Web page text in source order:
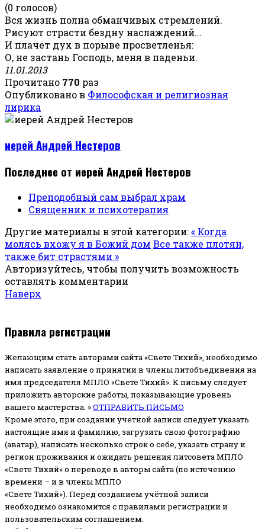
(0 голосов)
Вся жизнь полна обманчивых стремлений.
Рисуют страсти бездну наслаждений...
И плачет дух в порыве просветленья:
О, не застань Господь, меня в паденьи.
11.01.2013
Прочитано 770 раз
Опубликовано в Философская и религиозная
лирика
иерей Андрей Нестеров
Последнее от иерей Андрей Нестеров
Преподобный сам выбрал храм
Священник и психотерапия
Другие материалы в этой категории:« Когда
молясь вхожу я в Божий дом Все также плотян,
также бит страстями »
Авторизуйтесь, чтобы получить возможность
оставлять комментарии
Наверх
Правила регистрации
Желающим стать авторами сайта «Свете Тихий», необходимо
написать заявление о принятии в члены литобъединения на
имя председателя МПЛО «Свете Тихий». К письму следует
приложить авторские работы, показывающие уровень
вашего мастерства. »ОТПРАВИТЬ ПИСЬМО
Кроме этого, при создании учетной записи следует указать
настоящие имя и фамилию, загрузить свою фотографию
(аватар), написать несколько строк о себе, указать страну и
регион проживания и ожидать решения литсовета МПЛО
«Свете Тихий» о переводе в авторы сайта (по истечению
времени – и в члены МПЛО
«Свете Тихий»). Перед созданием учётной записи
необходимо ознакомится с правилами регистрации и
пользовательским соглашением.